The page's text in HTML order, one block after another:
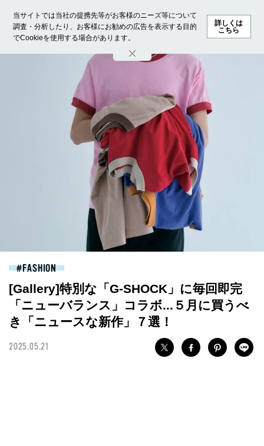
当サイトでは当社の提携先等がお客様のニーズ等について
調査・分析したり、お客様にお勧めの広告を表示する目的
でCookieを使用する場合があります。
詳しくは
こちら
ホーム モデル募集 ランキング ファッション ビューテ
FASHION
[Gallery]特別な「G-SHOCK」に毎回即完
「ニューバランス」コラボ...５月に買うべ
き「ニュースな新作」７選！
2025.05.21